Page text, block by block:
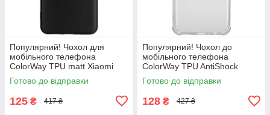
Популярний! Чохол для
мобільного телефона
ColorWay TPU matt Xiaomi
Redmi Note 12 5G black (CW-
CTMXRN125-BK) —
Готово до відправки
125 ₴ 417 ₴
Популярний! Чохол до
мобільного телефона
ColorWay TPU AntiShock
Xiaomi Redmi Note 12 Clear
(CW-CTASXRN12) - Краща
Готово до відправки
128 ₴ 427 ₴